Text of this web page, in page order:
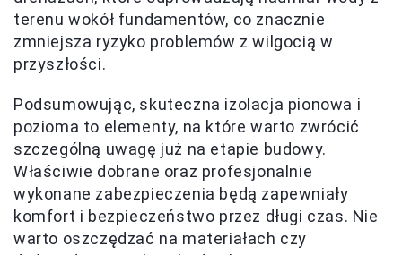
terenu wokół fundamentów, co znacznie
zmniejsza ryzyko problemów z wilgocią w
przyszłości.
Podsumowując, skuteczna izolacja pionowa i
pozioma to elementy, na które warto zwrócić
szczególną uwagę już na etapie budowy.
Właściwie dobrane oraz profesjonalnie
wykonane zabezpieczenia będą zapewniały
komfort i bezpieczeństwo przez długi czas. Nie
warto oszczędzać na materiałach czy